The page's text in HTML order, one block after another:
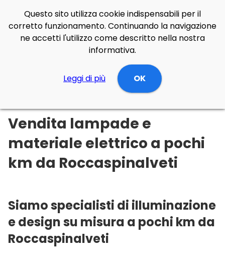
Illuminazione Online Abruzzo
Chieti
Vendita lampade e
materiale elettrico a pochi
km da Roccaspinalveti
Siamo specialisti di illuminazione
e design su misura a pochi km da
Roccaspinalveti
Questo sito utilizza cookie indispensabili per il
corretto funzionamento. Continuando la navigazione
ne accetti l'utilizzo come descritto nella nostra
informativa.
Leggi di più OK